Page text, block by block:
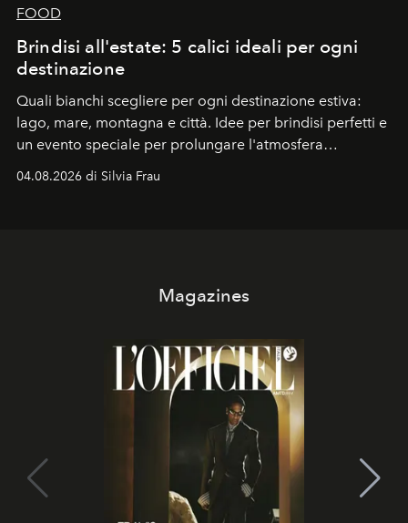
FOOD
Brindisi all'estate: 5 calici ideali per ogni
destinazione
Quali bianchi scegliere per ogni destinazione estiva:
lago, mare, montagna e città. Idee per brindisi perfetti e
un evento speciale per prolungare l'atmosfera
04.08.2026 di Silvia Frau
Magazines